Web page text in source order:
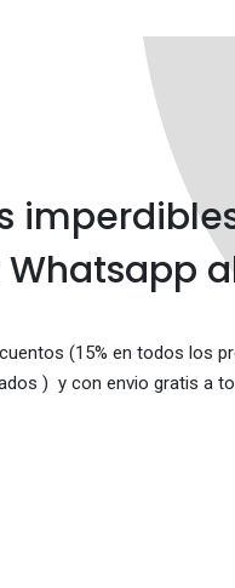
(15% en todos los
) y con envio gratis a